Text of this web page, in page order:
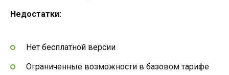
Недостатки:
Нет бесплатной версии
Ограниченные возможности в базовом тарифе